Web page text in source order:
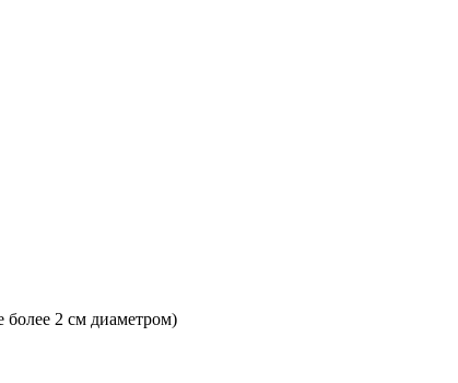
более 2 см диаметром)